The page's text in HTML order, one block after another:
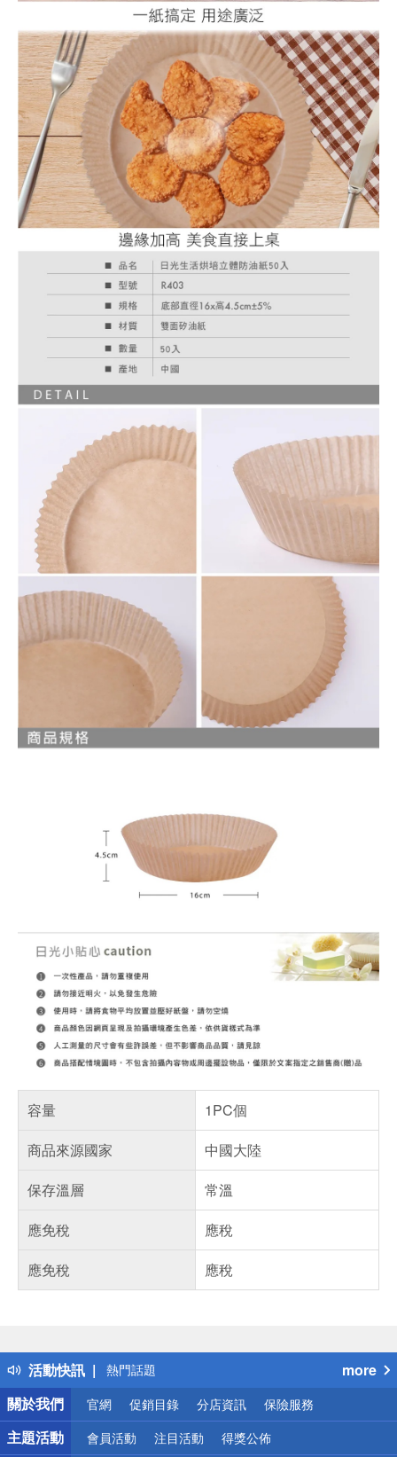
容量
1PC個
商品來源國家
中國大陸
保存溫層
常溫
應免稅
應稅
應免稅
應稅
活動快訊
得獎公告
熱門話題
銀行優惠
偏遠地區配送
詐騙網頁！請小心！
more
關於我們
官網 促銷目錄 分店資訊 保險服務
主題活動 會員活動 注目活動 得獎公佈